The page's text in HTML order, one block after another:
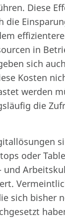
Diese
die
in
sich
Kosten
werden
die
oder
und
sich bisher